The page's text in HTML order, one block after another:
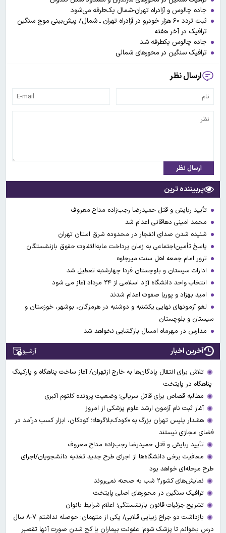
جاده چالوس و آزادراه تهران-شمال یک‌طرفه می‌شود
ثبت تردد ۶۰ هزار خودرو در آزادراه تهران ـ شمال/ پیش‌بینی موج سنگین
ترافیک در آخر هفته
جاده چالوس یکطرفه شد
ترافیک سنگین در محورهای شمالی
ارسال نظر
ارسال نظر
پربیننده ترین
تأیید ربایش و قتل حمیدرضا رجب‌زاده مداح معروف
محمد امینی دهاقانی اعدام شد
شنیده شدن صدای انفجار در محدوده شرق استان تهران
پاسخ تأمین‌اجتماعی به زمان پرداخت مابه‌التفاوت حقوق بازنشستگان
ترور امام جمعه اهل سنت میرجاوه
ادارات سیستان و بلوچستان فردا چهارشنبه تعطیل شد
انتخاب واحد دانشگاه آزاد اسلامی از ۲۴ مرداد آغاز می شود
امید بهزاد و پوریا صفوت اعدام شدند
لغو آزمونهای نهایی یکشنبه و دوشنبه در هرمزگان، بوشهر، خوزستان و
سیستان و بلوچستان
مدارس در مهرماه امسال بازگشایی نخواهد شد
آخرین اخبار آرشیو
تلاش برای انتقال پادگان‌ها به خارج ازتهران/ آغاز ساخت پناهگاه و پارکینگ
-پناهگاه در پایتخت
مطالبه قصاص برای قاتل سریالی؛ وضعیت پرونده کلثوم اکبری
آغاز ثبت نام آزمون ارشد علوم پزشکی از امروز
هشدار پلیس تهران بزرگ به «کودک‌بلاگرها»؛ کودکان، ابزار کسب درآمد در
فضای مجازی نیستند
تأیید ربایش و قتل حمیدرضا رجب‌زاده مداح معروف
معافیت برخی دانشگاه‌ها از اجرای طرح جدید تغذیه دانشجویان/اجرای
طرح مرحله‌ای خواهد بود
نمایش‌های کشور٢ شب به صحنه نمی‌روند
ترافیک سنگین در محورهای اصلی پایتخت
تشریح جزئیات قانون بازنشستگی؛ اعلام شرایط بانوان
بازداشت دو جراح زیبایی قلابی/ یکی از متهمان: حوصله نداشتم ۷-۸ سال
درس بخوانم تا پزشک شوم؛ عفونت بیماران یا کج شدن صورت آنها تقصبر